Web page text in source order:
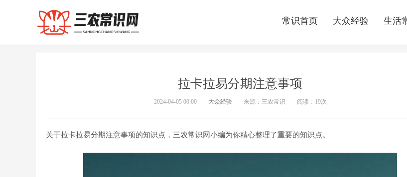
常识首页 大众经验 生活
拉卡拉易分期注意事项
2024-04-05 00:00 大众经验 来源：三农常识 阅读： 19次
关于拉卡拉易分期注意事项的知识点，三农常识网小编为你精心整理了重要的知识点。